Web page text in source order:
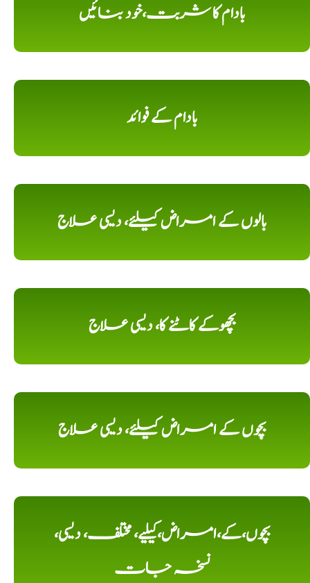
بادام کا شربت،خود بنائیں
بادام کے فوائد
بالوں کے امراض کیلئے، دیسی علاج
بچھوکے کاٹنے کا، دیسی علاج
بچوں کے امراض کیلئے، دیسی علاج
بچوں،کے،امراض،کیلیے، مختلف، دیسی،
نسخہ جات